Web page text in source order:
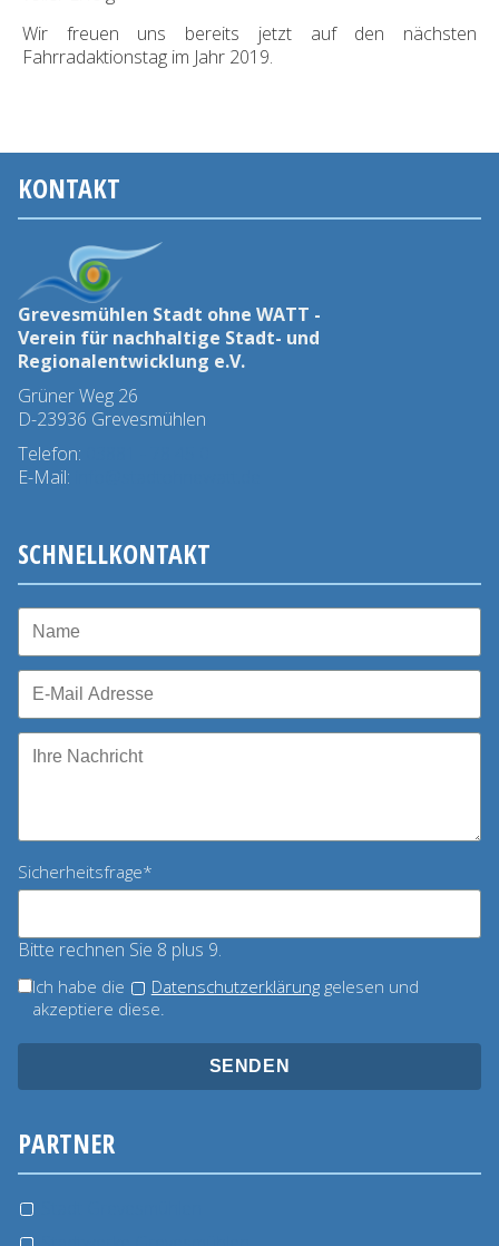
Wir freuen uns bereits jetzt auf den nächsten
Fahrradaktionstag im Jahr 2019.
KONTAKT
Grevesmühlen Stadt ohne WATT -
Verein für nachhaltige Stadt- und
Regionalentwicklung e.V.
Grüner Weg 26
D-23936 Grevesmühlen
Telefon:
E-Mail:
SCHNELLKONTAKT
Pflichtfeld
Sicherheitsfrage*
Bitte rechnen Sie 8 plus 9.
Ich habe die Datenschutzerklärunggelesen und
akzeptiere diese.
SENDEN
PARTNER